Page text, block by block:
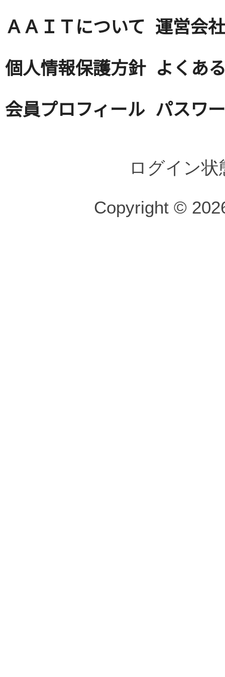
ＡＡＩＴについて 運営会社
個人情報保護方針 よくあ
会員プロフィール パスワ
ログイン
Copyright ©